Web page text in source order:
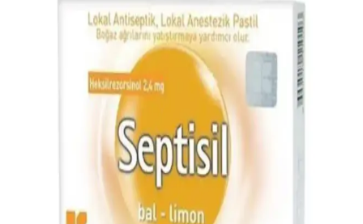
rahatlatıcı etkisiyle öne çıkan pratik pastil. 16'lı paket, yüksek
kullanıcı memnuniyeti ve güvenilirliğiyle soğuk havalarda ideal.
CISTUS Antivirus Bal Limon Pastil: Doğal ve Etkili
Boğaz Rahatlatıcı Ürün
Türkiye menşeli, doğal içeriklerle formüle edilmiş CISTUS Bal
Limon Pastil, boğaz ağrılarına karşı etkili ve rahatlatıcı bir çözüm
sunar. Günlük kullanım ve güvenilirliğiyle öne çıkar.
Dynavit Pastil: Boğaz Rahatlatıcı ve Günlük
Kullanım İçin Pratik Bir Seçenek
Dynavit pastil hakkında detaylı bilgi olmamakla birlikte, boğaz